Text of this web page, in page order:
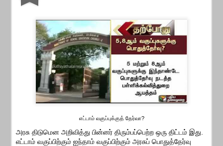
எட்டாம் வகுப்புக்குத் தேர்வா?
அரசு திடுமென அறிவித்து பின்னர் திரும்பப்பெற்ற ஒரு திட்டம் இது.
எட்டாம் வகுப்பிற்கும் ஐந்தாம் வகுப்பிற்கும் அரசுப் பொதுத்தேர்வு